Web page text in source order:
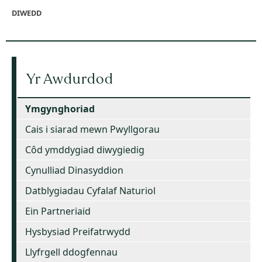
DIWEDD
Yr Awdurdod
Ymgynghoriad
Cais i siarad mewn Pwyllgorau
Côd ymddygiad diwygiedig
Cynulliad Dinasyddion
Datblygiadau Cyfalaf Naturiol
Ein Partneriaid
Hysbysiad Preifatrwydd
Llyfrgell ddogfennau